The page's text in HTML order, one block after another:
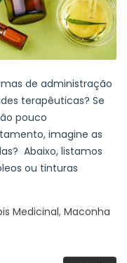
de administração
terapêuticas? Se
pouco
imagine as
Abaixo, listamos
ou tinturas
Medicinal, Maconha